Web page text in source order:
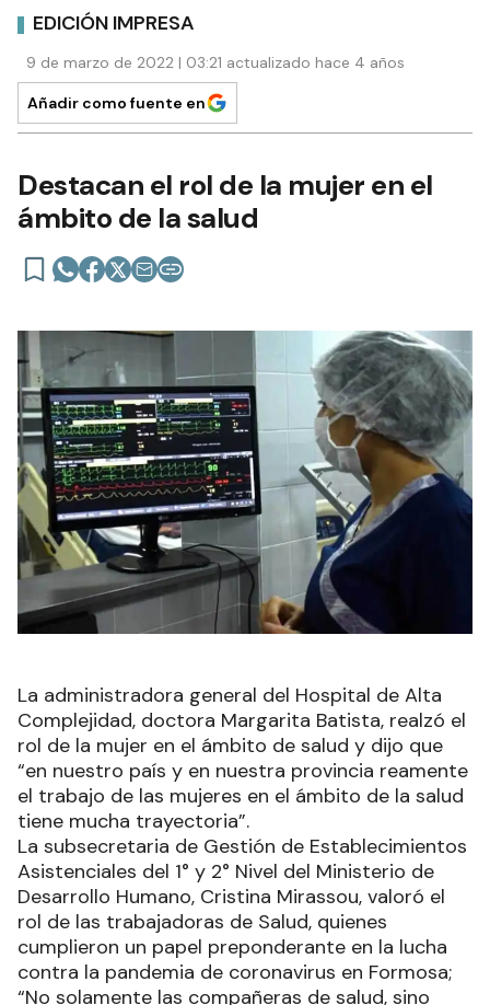
EDICIÓN IMPRESA
9 de marzo de 2022 | 03:21 actualizado hace 4 años
Añadir como fuente en
Destacan el rol de la mujer en el
ámbito de la salud
La administradora general del Hospital de Alta
Complejidad, doctora Margarita Batista, realzó el
rol de la mujer en el ámbito de salud y dijo que
“en nuestro país y en nuestra provincia reamente
el trabajo de las mujeres en el ámbito de la salud
tiene mucha trayectoria”.
La subsecretaria de Gestión de Establecimientos
Asistenciales del 1° y 2° Nivel del Ministerio de
Desarrollo Humano, Cristina Mirassou, valoró el
rol de las trabajadoras de Salud, quienes
cumplieron un papel preponderante en la lucha
contra la pandemia de coronavirus en Formosa;
“No solamente las compañeras de salud, sino